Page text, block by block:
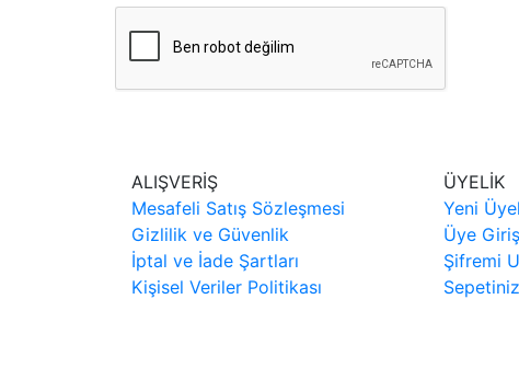
ALIŞVERİŞ
Mesafeli Satış Sözleşmesi
Gizlilik ve Güvenlik
İptal ve İade Şartları
Kişisel Veriler Politikası
ÜYELİK
Yeni
Üye
Şifremi
Sepetiniz